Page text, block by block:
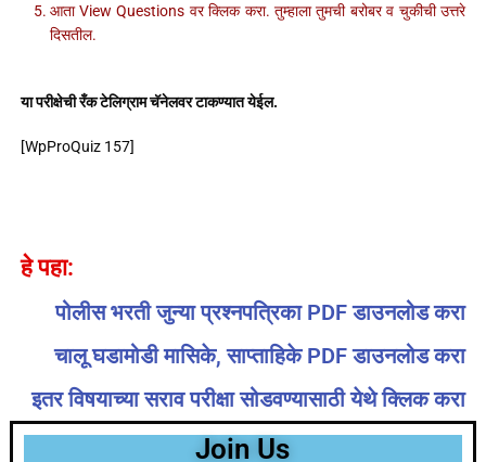
आता View Questions वर क्लिक करा. तुम्हाला तुमची बरोबर व चुकीची उत्तरे
दिसतील.
या परीक्षेची रँक टेलिग्राम चॅनेलवर टाकण्यात येईल.
[WpProQuiz 157]
हे पहा:
पोलीस भरती जुन्या प्रश्नपत्रिका PDF डाउनलोड करा
चालू घडामोडी मासिके, साप्ताहिके PDF डाउनलोड करा
इतर विषयाच्या सराव परीक्षा सोडवण्यासाठी येथे क्लिक करा
Join Us